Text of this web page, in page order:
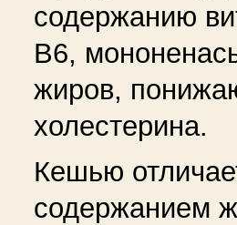
содержанию
В6,
жиров,
холестерина.
Кешью
содержанием